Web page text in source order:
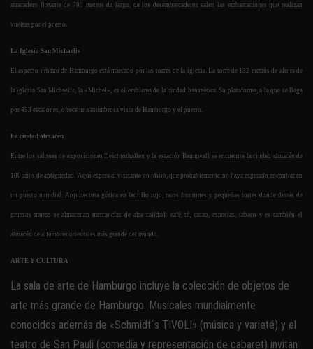
atracadero flotante de 700 metros de largo, de los desembarcaderos salen las embarcaciones que realizan
vueltas por el puerto.
La Iglesia San Michaelis
El aspecto urbano de Hamburgo está marcado por las torres de la iglesia. La torre de 132 metros de altura de
la iglesia San Michaelis, la «Michel», es el emblema de la ciudad hanseática. Su plataforma, a la que se llega
por 453 escalones, ofrece una asombrosa vista de Hamburgo y el puerto.
La ciudad almacén
Entre los salones de exposiciones Deichtorhallen y la estación Baumwall se encuentra la ciudad almacén de
100 años de antigüedad. Aquí espera al visitante un idilio, que probablemente no haya esperado encontrar en
un puerto mundial. Arquitectura gótica en ladrillo rojo, raros frontones y pequeñas torres donde detrás de
gruesos muros se almacenan mercancías de alta calidad: café, té, cacao, especias, tabaco y es también el
almacén de alfombras orientales más grande del mundo.
ARTE Y CULTURA
La sala de arte de Hamburgo incluye la colección de objetos de
arte más grande de Hamburgo. Musicales mundialmente
conocidos además de «Schmidt´s TIVOLI» (música y varieté) y el
teatro de San Pauli (comedia y representación de cabaret) invitan